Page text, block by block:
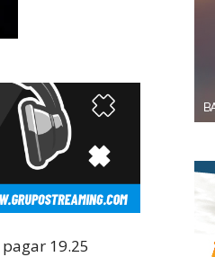
pagar 19.25